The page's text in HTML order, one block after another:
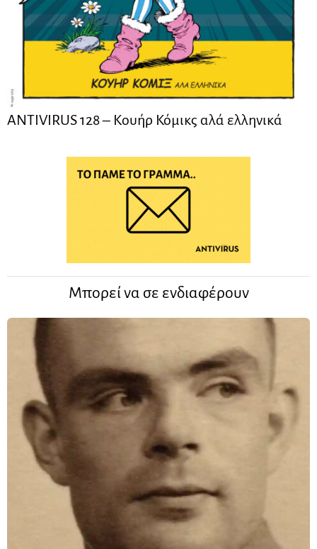
ANTIVIRUS 128 – Kουήρ Κόμικς αλά ελληνικά
Μπορεί να σε ενδιαφέρουν